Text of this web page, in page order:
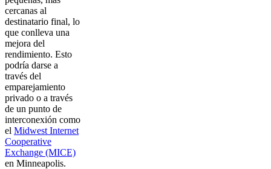
cercanas al
destinatario final, lo
que conlleva una
mejora del
rendimiento. Esto
podría darse a
través del
emparejamiento
privado o a través
de un punto de
interconexión como
el Midwest Internet
Cooperative
Exchange (MICE)
en Minneapolis.